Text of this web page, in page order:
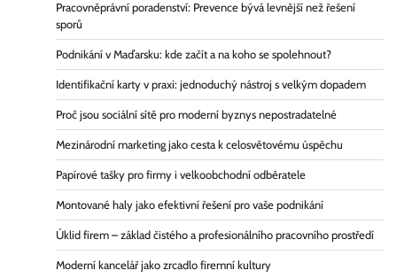
Pracovněprávní poradenství: Prevence bývá levnější než řešení
sporů
Podnikání v Maďarsku: kde začít a na koho se spolehnout?
Identifikační karty v praxi: jednoduchý nástroj s velkým dopadem
Proč jsou sociální sítě pro moderní byznys nepostradatelné
Mezinárodní marketing jako cesta k celosvětovému úspěchu
Papírové tašky pro firmy i velkoobchodní odběratele
Montované haly jako efektivní řešení pro vaše podnikání
Úklid firem – základ čistého a profesionálního pracovního prostředí
Moderní kancelář jako zrcadlo firemní kultury